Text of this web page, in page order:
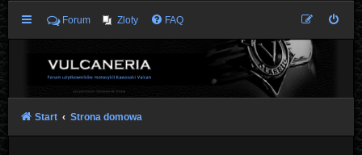
Forum Zloty FAQ
Start Strona domowa